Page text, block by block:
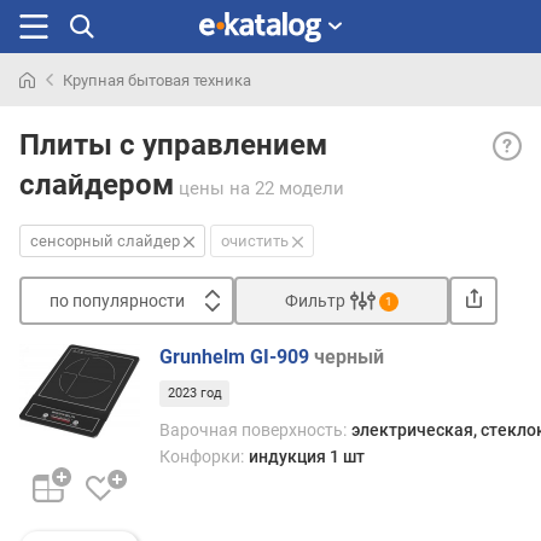
раньше
Крупная бытовая техника
Плиты с управлением
слайдером цены на 22 модели
сенсорный слайдер очистить
по популярности
п
о
п
п
у
Фильтр 1
Grunhelm GI-909 черный
2023 год
Варочная поверхность: электрическая,
Конфорки: индукция 1 шт